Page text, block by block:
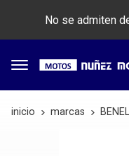
No se admiten
inicio marcas